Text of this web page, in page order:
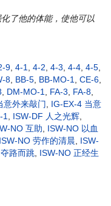
了他的体能，使他可以
9 4-1 4-2 4-3 4-4 4-5
8 BB-5 BB-MO-1 CE-6
DM-MO-1 FA-3 FA-8
意外来敲门
IG-EX-4 当意
1 ISW-DF 人之光辉
NO 互助
ISW-NO 以血
ISW-NO 劳作的清晨
ISW-
路而跳 ISW-NO 正经生